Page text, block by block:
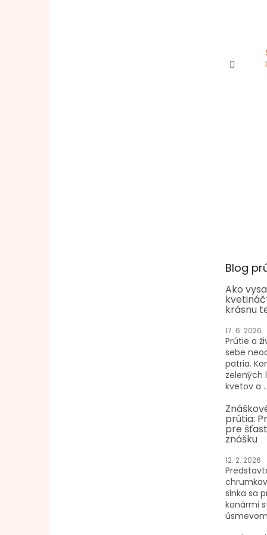
Blog
Ako
krásnu
17. 6. 2026
Prútie a
sebe
patria.
zelených
kvetov a
prútia:
pre
znášku
12. 2. 2026
slnka sa
konármi